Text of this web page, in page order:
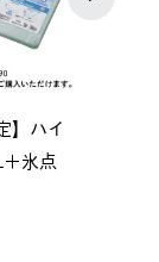
ブロッ